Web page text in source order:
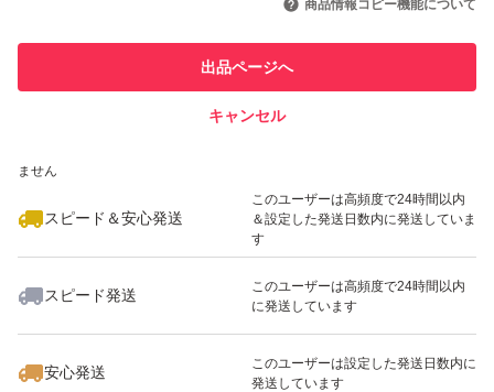
での取引実績があります
ません
スピード＆安心発送
このユーザーは高頻度で24時間以内
＆設定した発送日数内に発送していま
す
スピード発送
このユーザーは高頻度で24時間以内
に発送しています
安心発送
このユーザーは設定した発送日数内に
発送しています
商品情報コピー機能について
出品ページへ
キャンセル
いいね！
3,800